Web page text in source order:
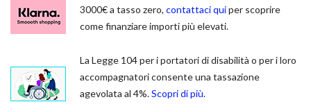
3000€ a tasso zero, contattaci quiper scoprire
come finanziare importi più elevati.
La Legge 104 per i portatori di disabilità o per i loro
accompagnatori consente una tassazione
agevolata al 4%.Scopri di più.